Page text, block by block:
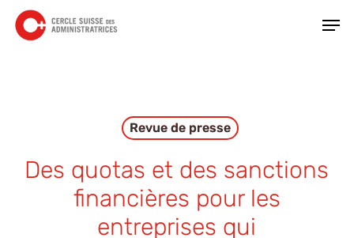
main
Revue de presse
Des quotas et des sanctions
financières pour les
entreprises qui